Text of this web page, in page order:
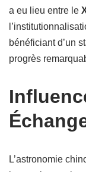
a eu lieu entre le
bénéficiant d’un
progrès
L’astronomie